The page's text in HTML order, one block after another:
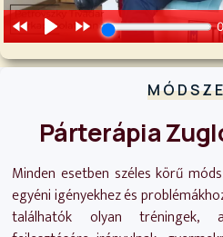
Párterápia
Minden esetben széles körű
egyéni igényekhez és
találhatók olyan tréningek,